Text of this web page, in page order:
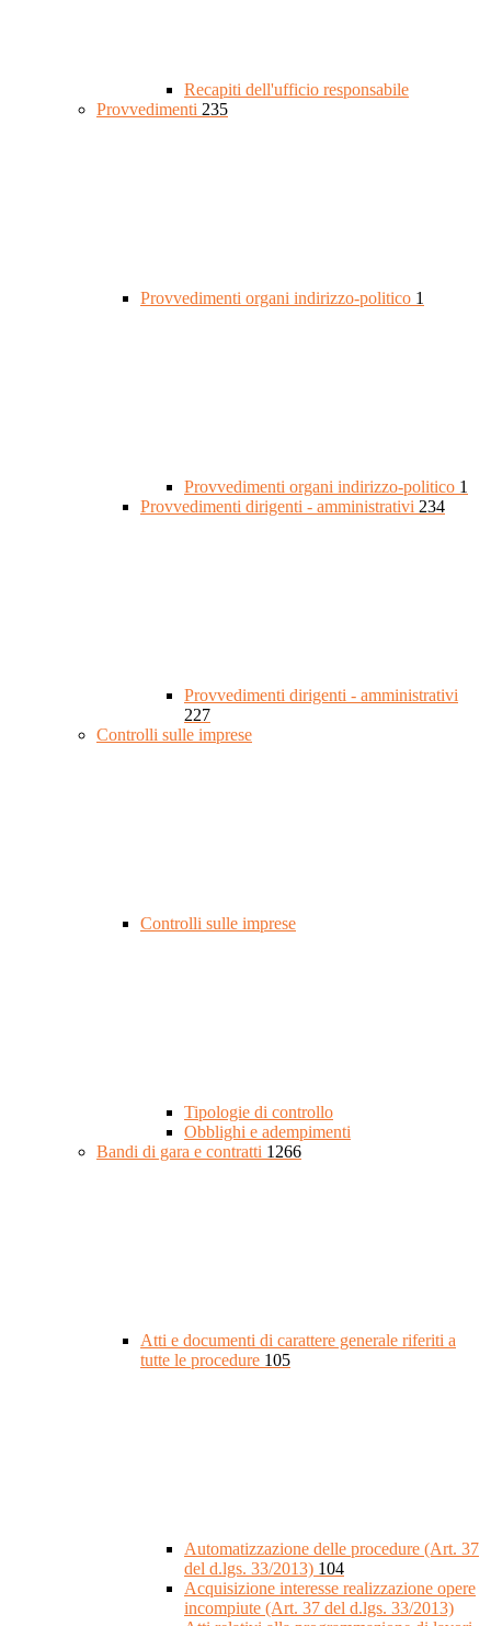
Recapiti dell'ufficio responsabile
Provvedimenti 235
Provvedimenti organi indirizzo-politico 1
Provvedimenti organi indirizzo-politico 1
Provvedimenti dirigenti - amministrativi 234
Provvedimenti dirigenti - amministrativi
227
Controlli sulle imprese
Controlli sulle imprese
Tipologie di controllo
Obblighi e adempimenti
Bandi di gara e contratti 1266
Atti e documenti di carattere generale riferiti a
tutte le procedure 105
Automatizzazione delle procedure (Art. 37
del d.lgs. 33/2013) 104
Acquisizione interesse realizzazione opere
incompiute (Art. 37 del d.lgs. 33/2013)